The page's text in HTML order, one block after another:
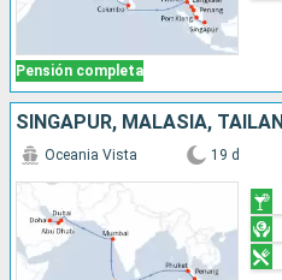
Pensión completa
Oceania Vista 19 d